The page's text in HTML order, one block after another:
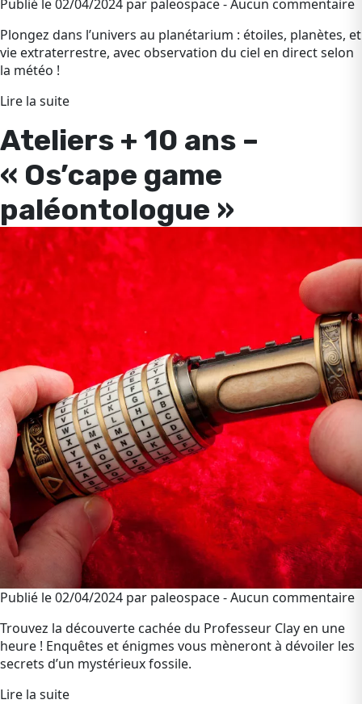
Publié le 02/04/2024 par paleospace - Aucun commentaire
Plongez dans l’univers au planétarium : étoiles, planètes, et
vie extraterrestre, avec observation du ciel en direct selon
la météo !
Lire la suite
Ateliers + 10 ans –
« Os’cape game
paléontologue »
Publié le 02/04/2024 par paleospace - Aucun commentaire
Trouvez la découverte cachée du Professeur Clay en une
heure ! Enquêtes et énigmes vous mèneront à dévoiler les
secrets d’un mystérieux fossile.
Lire la suite